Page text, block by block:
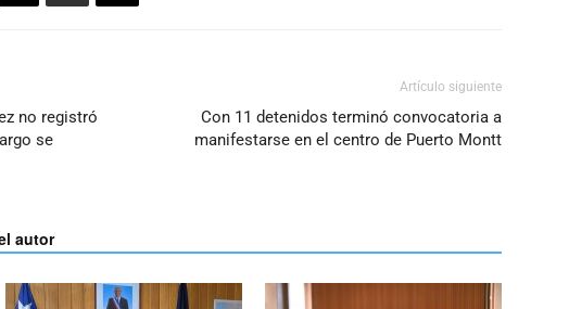
no registró
se
Artículo siguiente
Con 11 detenidos terminó convocatoria a
manifestarse en el centro de Puerto Montt
autor